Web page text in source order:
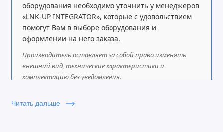
оборудования необходимо уточнить у менеджеров
«LNK-UP INTEGRATOR», которые с удовольствием
помогут Вам в выборе оборудования и
оформлении на него заказа.
Производитель оставляет за собой право изменять
внешний вид, технические характеристики и
комплектацию без уведомления.
Читать дальше